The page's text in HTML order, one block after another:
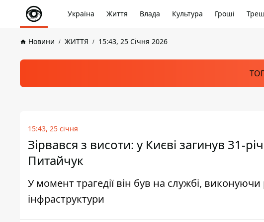
Україна Життя Влада Культура Гроші Треш
Новини ЖИТТЯ 15:43, 25 Січня 2026
15:43, 25 січня
Зірвався з висоти: у Києві загинув 31-
Питайчук
У момент трагедії він був на службі,
інфраструктури